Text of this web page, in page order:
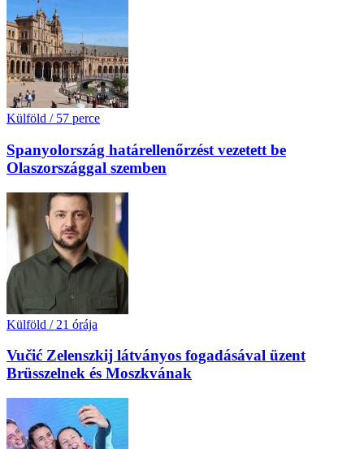
Külföld / 57 perce
Spanyolország határellenőrzést vezetett be
Olaszországgal szemben
Külföld / 21 órája
Vučić Zelenszkij látványos fogadásával üzent
Brüsszelnek és Moszkvának